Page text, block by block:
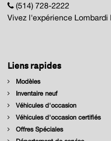
(514) 728-2222
Vivez l'expérience Lombardi
Liens rapides
Modèles
Inventaire neuf
Véhicules d'occasion
Véhicules d'occasion certifiés
Offres Spéciales